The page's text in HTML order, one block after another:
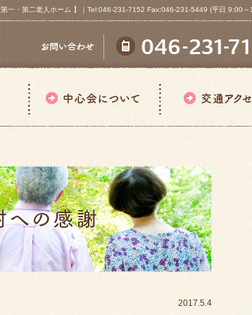
一・第二老人ホーム 】｜Tel:046-231-7152 Fax:046-231-5449 (平日 9:00
2017.5.4